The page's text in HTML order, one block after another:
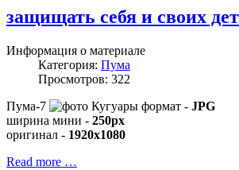
защищать себя и своих
Информация о материале
Категория: Пума
Просмотров: 322
Пума-7
формат - JPG
ширина мини - 250px
оригинал - 1920x1080
Read more …